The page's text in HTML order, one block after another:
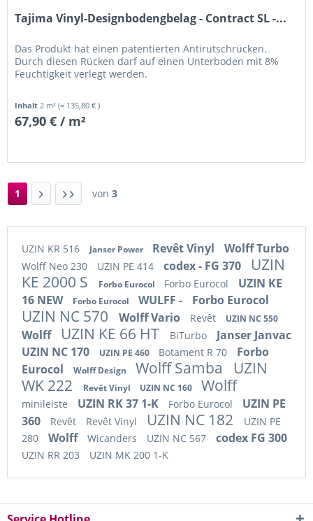
Tajima Vinyl-Designbodengbelag - Contract SL -...
Das Produkt hat einen patentierten Antirutschrücken.
Durch diesen Rücken darf auf einen Unterboden mit 8%
Feuchtigkeit verlegt werden.
Inhalt 2 m²(= 135,80 € )
67,90 € / m²
1 von 3
UZIN KR 516 Janser Power Revêt Vinyl Wolff Turbo
Wolff Neo 230 UZIN PE 414 codex - FG 370
UZIN
KE 2000 S
Forbo Eurocol Forbo Eurocol
UZIN KE
16 NEW
Forbo Eurocol WULFF - Forbo Eurocol
UZIN NC 570 Wolff Vario Revêt UZIN NC 550
Wolff UZIN KE 66 HT BiTurbo
Janser Janvac
UZIN NC 170
UZIN PE 460 Botament R 70
Forbo
Eurocol
Wolff Design Wolff Samba
UZIN
WK 222
Revêt Vinyl UZIN NC 160 Wolff
minileiste UZIN RK 37 1-K Forbo Eurocol
UZIN PE
360
Revêt Revêt Vinyl UZIN NC 182
UZIN PE
280
Wolff Wicanders UZIN NC 567 codex FG 300
UZIN RR 203 UZIN MK 200 1-K